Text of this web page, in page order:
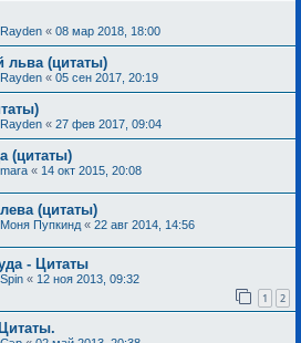
Rayden « 08 мар 2018, 18:00
льва (цитаты)
Rayden « 05 сен 2017, 20:19
Rayden « 27 фев 2017, 09:04
(цитаты)
mara « 14 окт 2015, 20:08
(цитаты)
Моня Пупкинд « 22 авг 2014, 14:56
- Цитаты
Spin « 12 ноя 2013, 09:32
1 2